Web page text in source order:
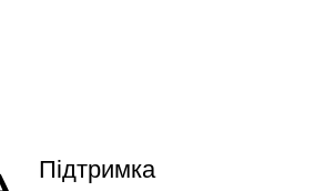
Підтримка